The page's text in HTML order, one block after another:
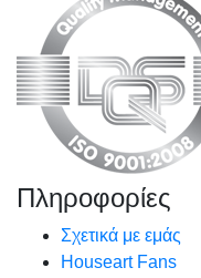
Πληροφορίες
Σχετικά με εμάς
Houseart Fans